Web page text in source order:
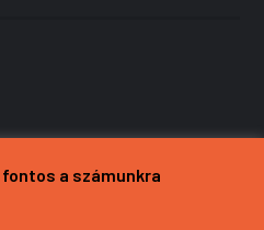
fontos a számunkra